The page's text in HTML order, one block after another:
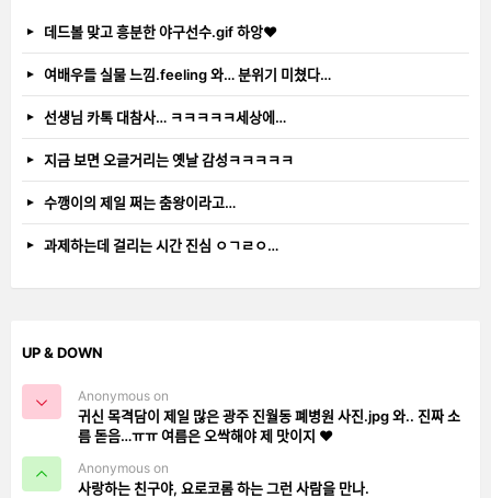
데드볼 맞고 흥분한 야구선수.gif 하앙❤️
여배우들 실물 느낌.feeling 와… 분위기 미쳤다…
선생님 카톡 대참사… ㅋㅋㅋㅋㅋ세상에…
지금 보면 오글거리는 옛날 감성ㅋㅋㅋㅋㅋ
수깽이의 제일 쩌는 춤왕이라고…
과제하는데 걸리는 시간 진심 ㅇㄱㄹㅇ…
UP & DOWN
Anonymous on
귀신 목격담이 제일 많은 광주 진월동 폐병원 사진.jpg 와.. 진짜 소
름 돋음…ㅠㅠ 여름은 오싹해야 제 맛이지 ❤️
Anonymous on
사랑하는 친구야, 요로코롬 하는 그런 사람을 만나.